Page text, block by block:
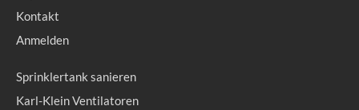
Kontakt
Anmelden
Sprinklertank sanieren
Karl-Klein Ventilatoren